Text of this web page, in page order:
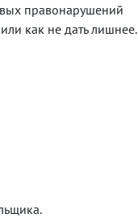
правонарушений
как не дать лишнее.